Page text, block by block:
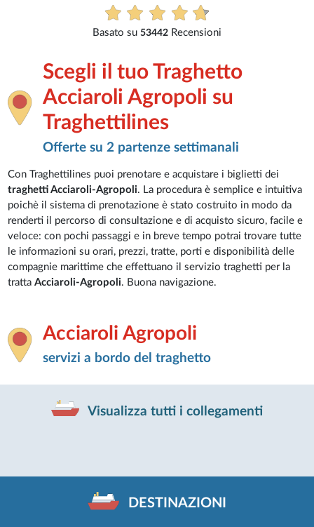
Basato su 53442 Recensioni
Scegli il tuo Traghetto
Acciaroli Agropoli su
Traghettilines
Offerte su 2 partenze settimanali
Con Traghettilines puoi prenotare e acquistare i biglietti dei
traghetti Acciaroli-Agropoli. La procedura è semplice e intuitiva
poichè il sistema di prenotazione è stato costruito in modo da
renderti il percorso di consultazione e di acquisto sicuro, facile e
veloce: con pochi passaggi e in breve tempo potrai trovare tutte
le informazioni su orari, prezzi, tratte, porti e disponibilità delle
compagnie marittime che effettuano il servizio traghetti per la
trattaAcciaroli-Agropoli. Buona navigazione.
Acciaroli Agropoli
servizi a bordo del traghetto
Visualizza tutti i collegamenti
DESTINAZIONI